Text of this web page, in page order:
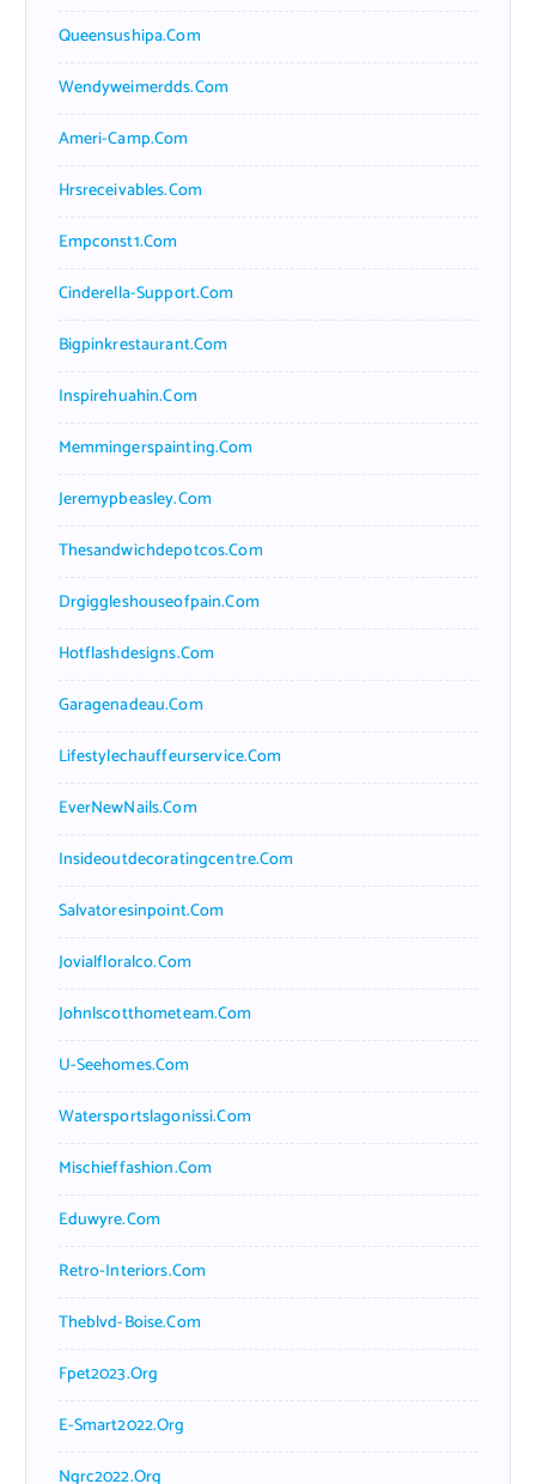
Queensushipa.com
Wendyweimerdds.com
Ameri-Camp.com
Hrsreceivables.com
Empconst1.com
Cinderella-Support.com
Bigpinkrestaurant.com
Inspirehuahin.com
Memmingerspainting.com
Jeremypbeasley.com
Thesandwichdepotcos.com
Drgiggleshouseofpain.com
Hotflashdesigns.com
Garagenadeau.com
Lifestylechauffeurservice.com
EverNewNails.com
Insideoutdecoratingcentre.com
Salvatoresinpoint.com
Jovialfloralco.com
Johnlscotthometeam.com
U-Seehomes.com
Watersportslagonissi.com
Mischieffashion.com
Eduwyre.com
Retro-Interiors.com
Theblvd-Boise.com
Fpet2023.org
E-Smart2022.org
Ngrc2022.org